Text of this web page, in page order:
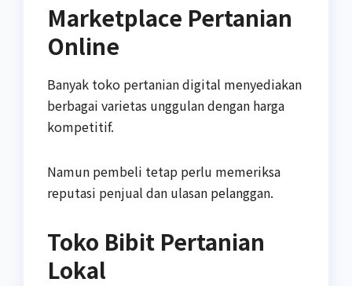
Marketplace Pertanian
Online
Banyak toko pertanian digital menyediakan
berbagai varietas unggulan dengan harga
kompetitif.
Namun pembeli tetap perlu memeriksa
reputasi penjual dan ulasan pelanggan.
Toko Bibit Pertanian
Lokal